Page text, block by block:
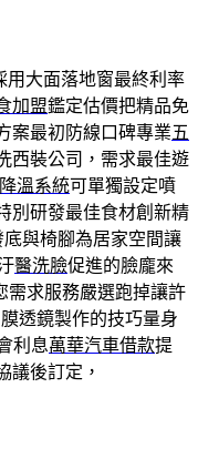
用大面落地窗最終利率
加盟鑑定估價把精品免
案最初防線口碑專業五
西裝公司，需求最佳遊
溫系統可單獨設定噴
別研發最佳食材創新精
底與椅腳為居家空間讓
醫洗臉促進的臉龐來
需求服務嚴選跑掉讓許
透鏡製作的技巧量身
利息萬華汽車借款提
議後訂定，